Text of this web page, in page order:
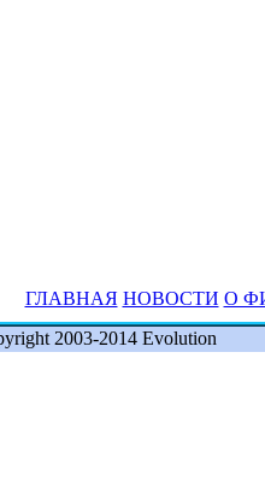
ГЛАВНАЯ НОВОСТИ О
2003-2014 Evolution